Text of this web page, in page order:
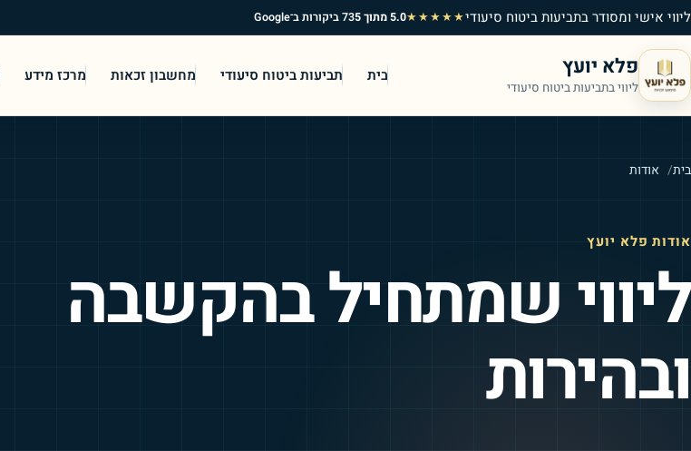
ליווי אישי ומסודר בתביעות ביטוח סיעודי★★★★★
5.0מתוך 5 73ביקורות ב־Google
פלא יועץ
ליווי בתביעות ביטוח סיעודי
בית תביעות ביטוח סיעודי מחשבון זכאות מרכז מידע
בית אודות
אודות פלא יועץ
ליווי שמתחיל בהקשבה
ובהירות